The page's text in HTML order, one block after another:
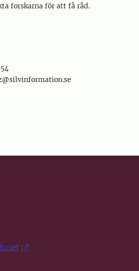
forskarna för att få råd.